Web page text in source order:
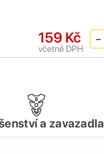
159 Kč
včetně DPH
a zavazadla